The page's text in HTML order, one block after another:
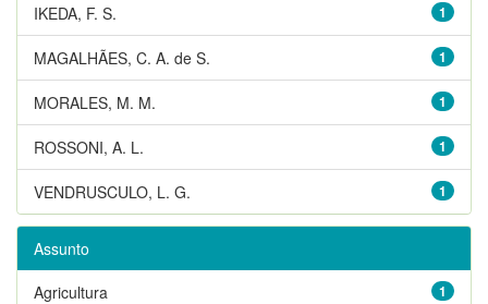
1
IKEDA, F. S.
1
MAGALHÃES, C. A. de S.
1
MORALES, M. M.
1
ROSSONI, A. L.
1
VENDRUSCULO, L. G.
Assunto
1
Agricultura